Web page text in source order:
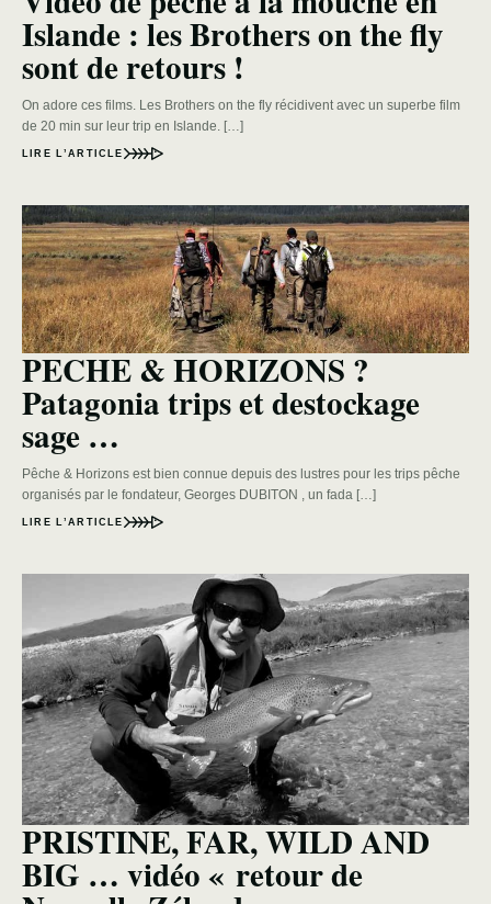
Islande : les Brothers on the fly
sont de retours !
On adore ces films. Les Brothers on the fly récidivent avec un superbe film
de 20 min sur leur trip en Islande. […]
LIRE L’ARTICLE
PECHE & HORIZONS ?
Patagonia trips et destockage
sage …
Pêche & Horizons est bien connue depuis des lustres pour les trips pêche
organisés par le fondateur, Georges DUBITON , un fada […]
LIRE L’ARTICLE
PRISTINE, FAR, WILD AND
BIG … vidéo « retour de